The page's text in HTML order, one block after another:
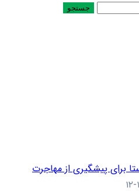
برای پیشگیری از مهاجرت